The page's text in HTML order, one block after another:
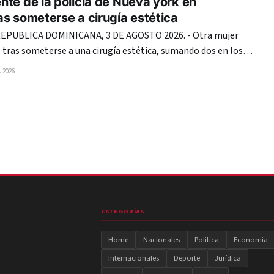
someterse a cirugía estética
DOMINICANA, 3 DE AGOSTO 2026. - Otra mujer
someterse a una cirugía estética, sumando dos en los
Domingo, lo que vuelve a encender las alarmas en el
2026
CATEGORÍAS
Home Nacionales Política
Economía
Internacionales
Deporte
Jurídica